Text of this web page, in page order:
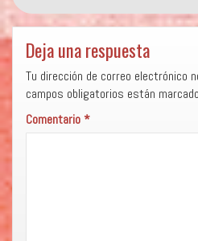
Deja una respuesta
Tu dirección de correo electrónico
campos obligatorios están
Comentario*